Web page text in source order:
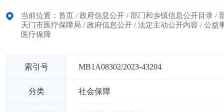
当前位置： 首页 / 政府信息公开 / 部门和乡镇信息公开目录 /
天门市医疗保障局 / 政府信息公开 / 法定主动公开内容 / 公益
医疗保障
索引号 MB1A08302/2023-43204
分类 社会保障